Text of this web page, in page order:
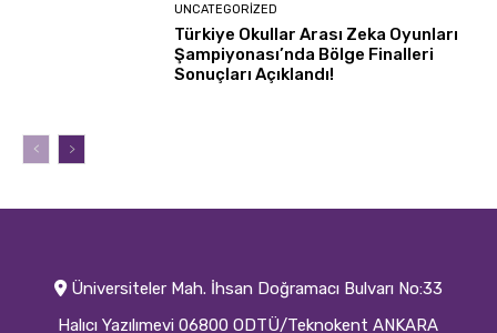
UNCATEGORIZED
Türkiye Okullar Arası Zeka Oyunları
Şampiyonası’nda Bölge Finalleri
Sonuçları Açıklandı!
Üniversiteler Mah. İhsan Doğramacı Bulvarı No:33
Halıcı Yazılımevi 06800 ODTÜ/Teknokent ANKARA